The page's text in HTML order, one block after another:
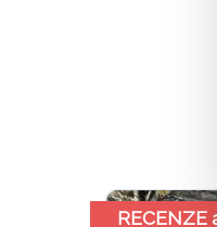
RECENZE